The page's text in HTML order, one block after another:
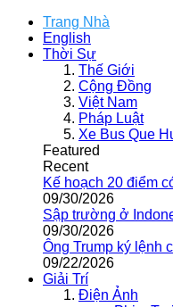
Trang Nhà
English
Thời Sự
Thế Giới
Cộng Đồng
Việt Nam
Pháp Luật
Xe Bus Que
Featured
Recent
Kế hoạch 20 điểm
09/30/2026
Sập trường ở
09/30/2026
Ông Trump ký lệnh
09/22/2026
Giải Trí
Điện Ảnh